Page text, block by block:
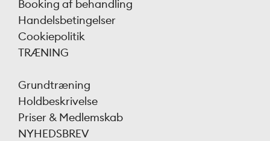
Booking af behandling
Handelsbetingelser
Cookiepolitik
TRÆNING
Grundtræning
Holdbeskrivelse
Priser & Medlemskab
NYHEDSBREV